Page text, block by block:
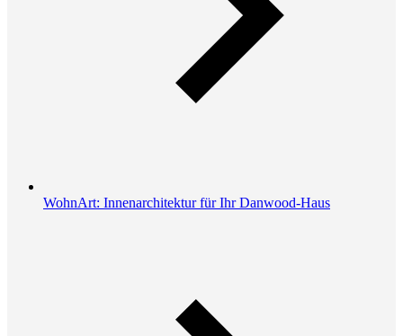
WohnArt: Innenarchitektur für Ihr Danwood-Haus